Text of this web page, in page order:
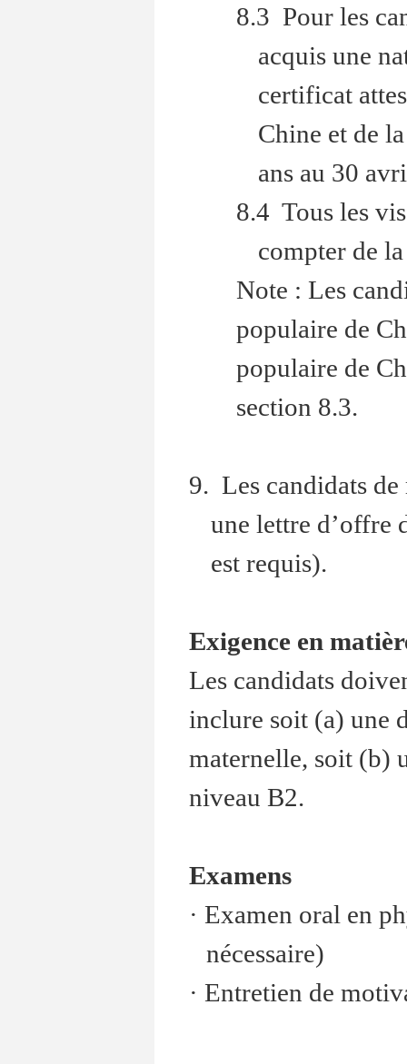
8.3 Pour les
acquis une
certificat
Chine et de
ans au 30
8.4 Tous les
compter de
Note : Les
populaire de
populaire de
section 8.3.
9. Les candidats
une lettre d’offre
est requis).
Exigence en
Les candidats
inclure soit (a) une
maternelle, soit (b)
niveau B2.
Examens
· Examen oral en
nécessaire)
· Entretien de